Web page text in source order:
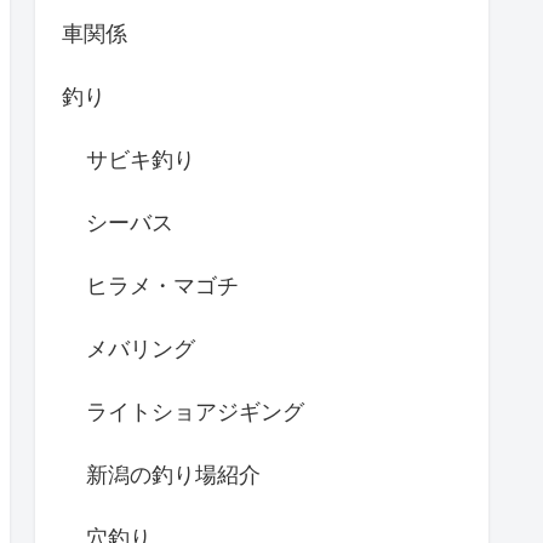
車関係
釣り
サビキ釣り
シーバス
ヒラメ・マゴチ
メバリング
ライトショアジギング
新潟の釣り場紹介